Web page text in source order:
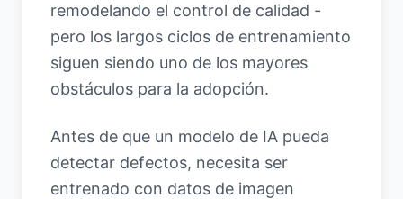
remodelando el control de calidad -
pero los largos ciclos de entrenamiento
siguen siendo uno de los mayores
obstáculos para la adopción.
Antes de que un modelo de IA pueda
detectar defectos, necesita ser
entrenado con datos de imagen